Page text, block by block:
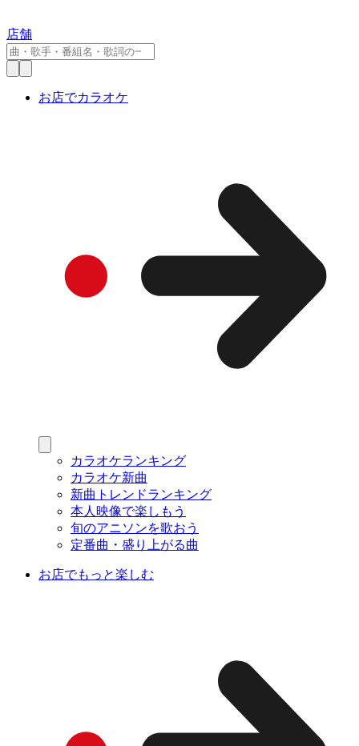
店舗
お店でカラオケ
カラオケランキング
カラオケ新曲
新曲トレンドランキング
本人映像で楽しもう
旬のアニソンを歌おう
定番曲・盛り上がる曲
お店でもっと楽しむ